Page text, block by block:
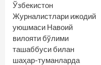
Ўзбекистон
Журналистлари ижодий
уюшмаси Навоий
вилояти бўлими
ташаббуси билан
шаҳар-туманларда